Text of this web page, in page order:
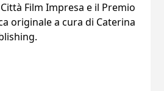
Film Impresa e il Premio
originale a cura di Caterina